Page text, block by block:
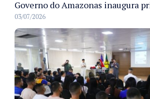
03/07/2026